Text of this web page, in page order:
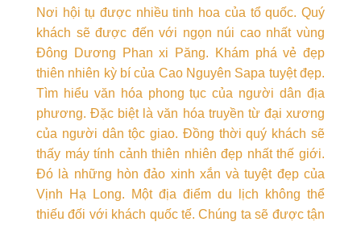
Nơi hội tụ được nhiều tinh hoa của tổ quốc. Quý
khách sẽ được đến với ngọn núi cao nhất vùng
Đông Dương Phan xi Păng. Khám phá vẻ đẹp
thiên nhiên kỳ bí của Cao Nguyên Sapa tuyệt đẹp.
Tìm hiểu văn hóa phong tục của người dân địa
phương. Đặc biệt là văn hóa truyền từ đại xương
của người dân tộc giao. Đồng thời quý khách sẽ
thấy máy tính cảnh thiên nhiên đẹp nhất thế giới.
Đó là những hòn đảo xinh xắn và tuyệt đẹp của
Vịnh Hạ Long. Một địa điểm du lịch không thể
thiếu đối với khách quốc tế. Chúng ta sẽ được tận